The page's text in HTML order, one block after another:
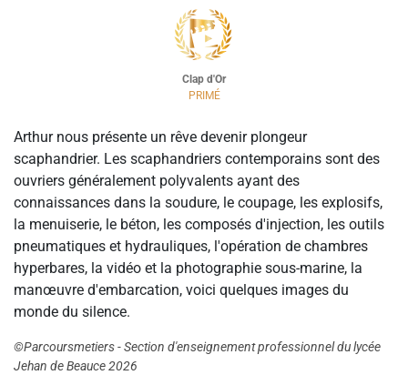
Clap d'Or
PRIMÉ
Arthur nous présente un rêve devenir plongeur
scaphandrier. Les scaphandriers contemporains sont des
ouvriers généralement polyvalents ayant des
connaissances dans la soudure, le coupage, les explosifs,
la menuiserie, le béton, les composés d'injection, les outils
pneumatiques et hydrauliques, l'opération de chambres
hyperbares, la vidéo et la photographie sous-marine, la
manœuvre d'embarcation, voici quelques images du
monde du silence.
©Parcoursmetiers - Section d'enseignement professionnel du lycée
Jehan de Beauce 2026